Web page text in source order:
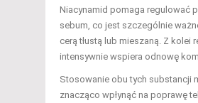
Niacynamid pomaga regulować
sebum, co jest szczególnie
cerą tłustą lub mieszaną. Z kolei
intensywnie wspiera odnowę
Stosowanie obu tych substancji
znacząco wpłynąć na poprawę